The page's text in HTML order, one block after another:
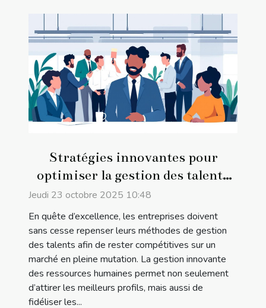
Stratégies innovantes pour
optimiser la gestion des talents
en entreprise
Jeudi 23 octobre 2025 10:48
En quête d’excellence, les entreprises doivent
sans cesse repenser leurs méthodes de gestion
des talents afin de rester compétitives sur un
marché en pleine mutation. La gestion innovante
des ressources humaines permet non seulement
d’attirer les meilleurs profils, mais aussi de
fidéliser les...